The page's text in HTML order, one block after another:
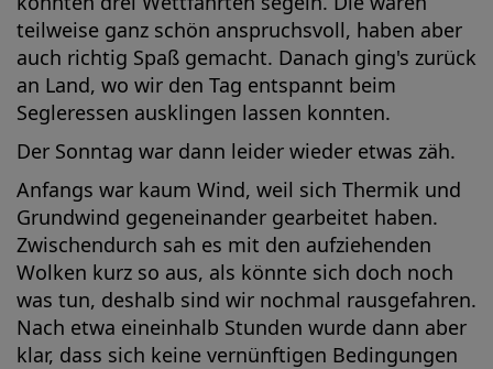
teilweise ganz schön anspruchsvoll, haben aber
auch richtig Spaß gemacht. Danach ging's zurück
an Land, wo wir den Tag entspannt beim
Segleressen ausklingen lassen konnten.
Der Sonntag war dann leider wieder etwas zäh.
Anfangs war kaum Wind, weil sich Thermik und
Grundwind gegeneinander gearbeitet haben.
Zwischendurch sah es mit den aufziehenden
Wolken kurz so aus, als könnte sich doch noch
was tun, deshalb sind wir nochmal rausgefahren.
Nach etwa eineinhalb Stunden wurde dann aber
klar, dass sich keine vernünftigen Bedingungen